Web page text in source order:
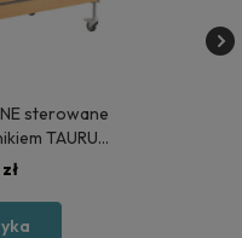
sterowane
TAURUS